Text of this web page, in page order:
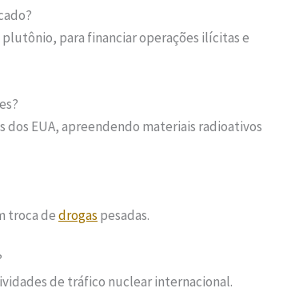
para financiar operações ilícitas e
EUA, apreendendo materiais radioativos
troca dedrogas pesadas.
de tráfico nuclear internacional.